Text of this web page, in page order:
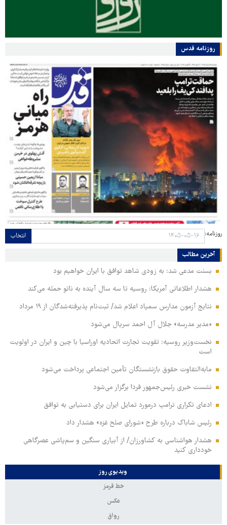
روزنامه قدس
روزنامه: انتخاب
آخرین مطالب
بسنت مدعی شد: به زودی شاهد توافق با ایران خواهیم بود
هشدار اطلاعاتی آمریکا: روسیه تا سه سال آینده به ناتو حمله می‌کند
نتایج آزمون مدارس سمپاد اعلام شد/ ثبت‌نام پذیرفته‌شدگان از ۱۹ مرداد
«مدیر مدرسه» جلال آل احمد سریال می‌شود
نخست‌وزیر روسیه:‌ تقویت تجارت اتحادیه اوراسیا با چین و ایران در اولویت
است
مابه‌التفاوت حقوق بازنشستگان تأمین اجتماعی پرداخت می‌شود
نشست خبری رئیس‌جمهور فردا برگزار می‌شود
ادعای تکراری ترامپ درمورد تمایل ایران برای دستیابی به توافق
رئیس شاباک درباره طرح «شورای صلح غزه» هشدار داد
هشدار هواشناسی به کشاورزان/ از آبیاری سنگین و سم‌پاشی عصرگاهی
خودداری کنید
ویدیوی روز
خط قرمز
عکس
رواق